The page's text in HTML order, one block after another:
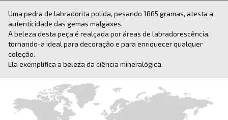
Uma pedra de labradorita polida, pesando 1665 gramas, atesta a
autenticidade das gemas malgaxes.
A beleza desta peça é realçada por áreas de labradorescência,
tornando-a ideal para decoração e para enriquecer qualquer
coleção.
Ela exemplifica a beleza da ciência mineralógica.